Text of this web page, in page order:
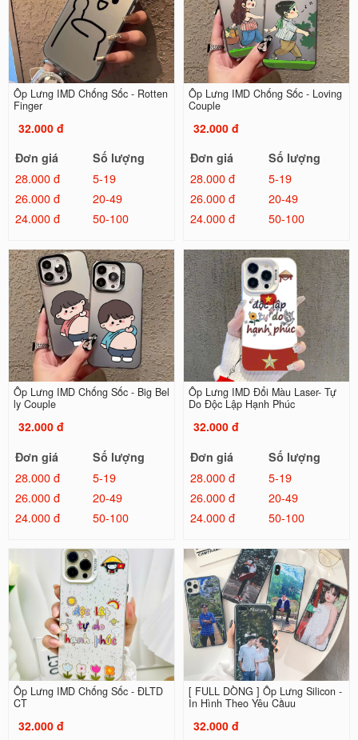
Ốp Lưng IMD Chống Sốc - Rotten
Finger
32.000 đ
Đơn giá
Số lượng
28.000 đ
5-19
26.000 đ
20-49
24.000 đ
50-100
Ốp Lưng IMD Chống Sốc - Loving
Couple
32.000 đ
Đơn giá
Số lượng
28.000 đ
5-19
26.000 đ
20-49
24.000 đ
50-100
Ốp Lưng IMD Chống Sốc - Big Bel
ly Couple
32.000 đ
Đơn giá
Số lượng
28.000 đ
5-19
26.000 đ
20-49
24.000 đ
50-100
Ốp Lưng IMD Đổi Màu Laser- Tự
Do Độc Lập Hạnh Phúc
32.000 đ
Đơn giá
Số lượng
28.000 đ
5-19
26.000 đ
20-49
24.000 đ
50-100
Ốp Lưng IMD Chống Sốc - ĐLTD
CT
32.000 đ
[ FULL DÒNG ] Ốp Lưng Silicon -
In Hình Theo Yêu Cầuu
32.000 đ